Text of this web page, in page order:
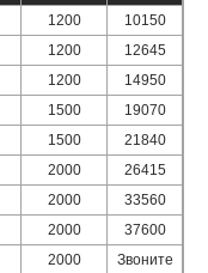
1200
10150
1200
12645
1200
14950
1500
19070
1500
21840
2000
26415
2000
33560
2000
37600
2000
Звоните